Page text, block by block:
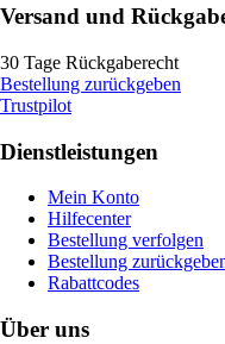
Versand und
30 Tage Rückgaberecht
Bestellung zurückgeben
Trustpilot
Dienstleistungen
Mein Konto
Hilfecenter
Bestellung verfolgen
Bestellung
Rabattcodes
Über uns